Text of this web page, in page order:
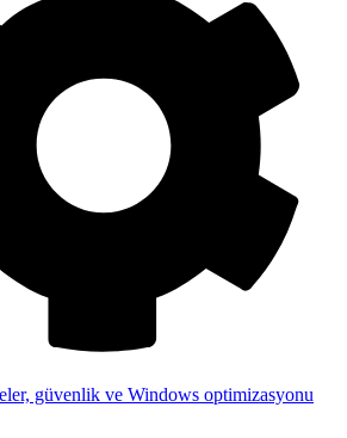
güvenlik ve Windows optimizasyonu